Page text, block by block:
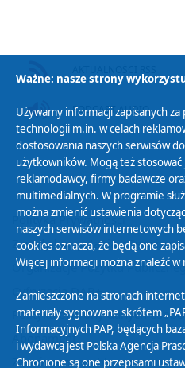
PODCAST AUDIO
Polityka Prywatności
Zasady korzystania z Serwisu
Organizacje Pożytku
Cyfryzacja DAB+
Polityka ochrony danych
Abonament
Zamówienia publiczne
Ważne: nasze strony
Używamy informacji zapisanych
technologii m.in. w celach
dostosowania naszych serwisów
użytkowników. Mogą też stosować
reklamodawcy, firmy badawcze
multimedialnych. W programie
można zmienić ustawienia
naszych serwisów internetowych
cookies oznacza, że będą one
Więcej informacji można znaleźć w
Zamieszczone na stronach
materiały sygnowane skrótem
Informacyjnych PAP, będących
i wydawcą jest Polska Agencja
Chronione są one przepisami